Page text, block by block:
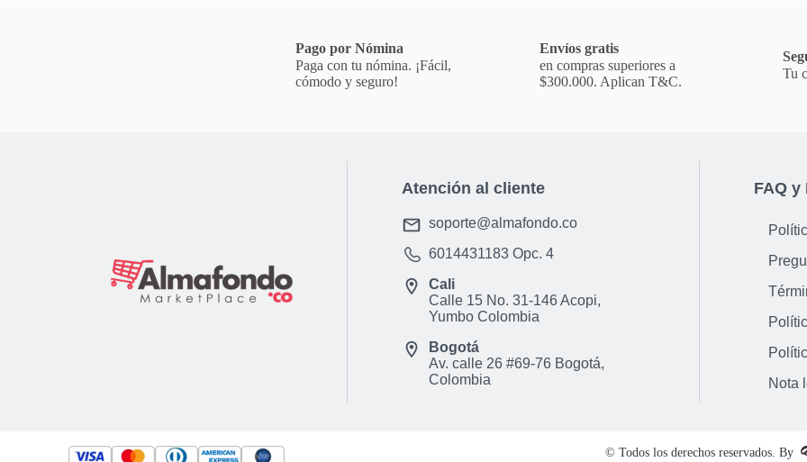
**INFORMACION
para que puedas
incluye
ni ning&uacute;n
Observaciones De
de este producto
f&aacute;brica, no
tramitar&aacute;
condiciones
Pago por Nómina
Paga con tu nómina. ¡Fácil,
cómodo y seguro!
Envíos gratis
en compras superiores a
$300.000. Aplican T&C.
Tu
Atención al cliente
soporte@almafondo.co
6014431183Opc. 4
Cali
Calle 15 No. 31-146 Acopi,
Yumbo Colombia
Bogotá
Av. calle 26 #69-76 Bogotá,
Colombia
FAQ y
Nota
© Todos los derechos reservados. By